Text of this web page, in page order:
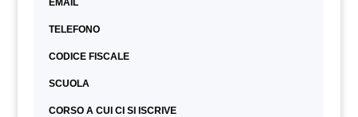
EMAIL
TELEFONO
CODICE FISCALE
SCUOLA
CORSO A CUI CI SI ISCRIVE